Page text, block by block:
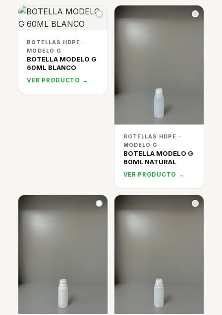
BOTELLAS HDPE ·
MODELO G
BOTELLA MODELO G
60ML BLANCO
VER PRODUCTO →
BOTELLAS HDPE ·
MODELO G
BOTELLA MODELO G
60ML NATURAL
VER PRODUCTO →